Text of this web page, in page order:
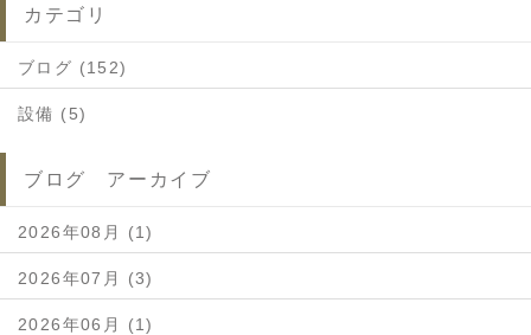
カテゴリ
ブログ (152)
設備 (5)
ブログ アーカイブ
2026年08月 (1)
2026年07月 (3)
2026年06月 (1)